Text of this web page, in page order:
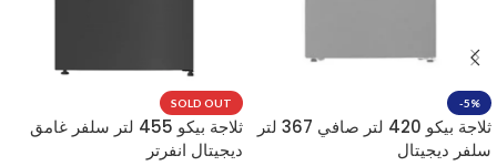
-5%
ثلاجة بيكو 420 لتر صافي 367 لتر
سلفر ديجيتال
SOLD OUT
ثلاجة بيكو 455 لتر سلفر غامق
ديجيتال انفرتر